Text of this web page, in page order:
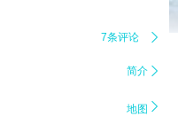
7条评论 
简介 
地图 